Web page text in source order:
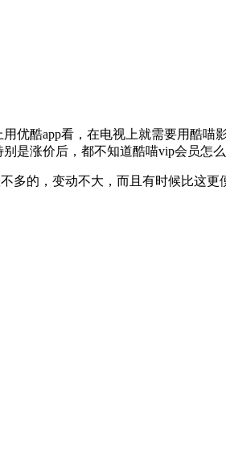
优酷app看，在电视上就需要用酷
是涨价后，都不知道酷喵vip会员怎
多的，变动不大，而且有时候比这更